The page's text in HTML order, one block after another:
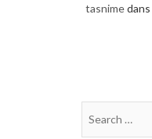
tasnimedans